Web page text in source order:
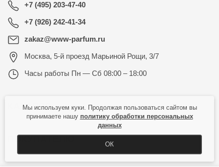
+7 (495) 203-47-40
+7 (926) 242-41-34
zakaz@www-parfum.ru
Москва, 5-й проезд Марьиной Рощи, 3/7
Часы работы Пн — Сб 08:00 – 18:00
КАТАЛОГ
ПОКУПАТЕЛЮ
Мы используем куки. Продолжая пользоваться сайтом вы
принимаете нашу политику обработки персональных
данных
ОК